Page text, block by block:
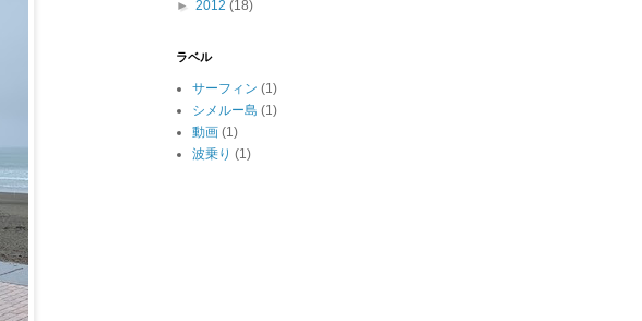
► 2012 (18)
ラベル
サーフィン (1)
シメルー島 (1)
動画 (1)
波乗り (1)